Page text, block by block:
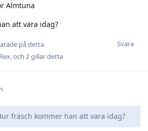
Almtuna
att vara idag?
Svara
på detta.
Rex, och 2gillar detta
fräsch kommer han att vara idag?